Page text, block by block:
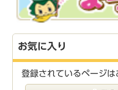
お気に入り
登録されているページは